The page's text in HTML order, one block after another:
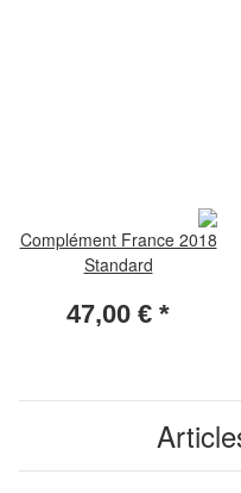
Complément France 2018
Standard
47,00 € *